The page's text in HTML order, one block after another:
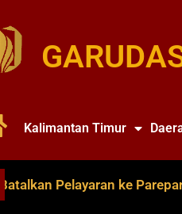
Kalimantan Timur
Pelayaran ke Parepare,